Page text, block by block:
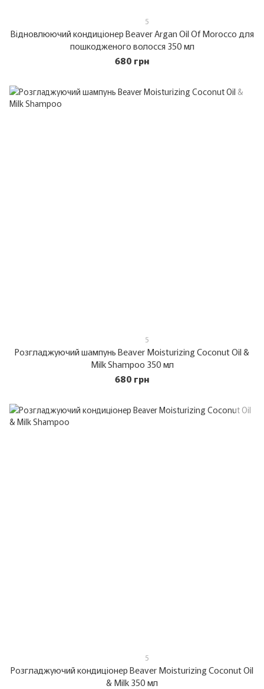
5
Відновлюючий кондиціонер Beaver Argan Oil Of Morocco для
пошкодженого волосся 350 мл
680 грн
5
Розгладжуючий шампунь Beaver Moisturizing Coconut Oil &
Milk Shampoo 350 мл
680 грн
5
Розгладжуючий кондиціонер Beaver Moisturizing Coconut Oil
& Milk 350 мл